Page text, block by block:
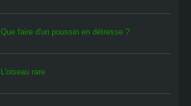
Que faire d'un poussin en détresse ?
L'oiseau rare